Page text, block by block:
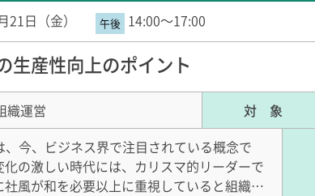
21日（金） 14:00～17:00
生産性向上のポイント
織運営 対 象
今、ビジネス界で注目されている概念で
の激しい時代には、カリスマ的リーダーで
社風が和を必要以上に重視していると組織…